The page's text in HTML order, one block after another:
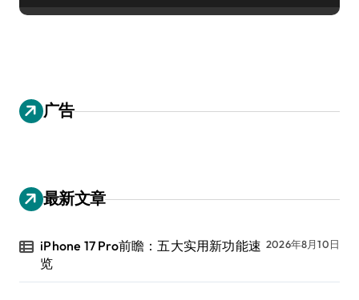
广告
最新文章
iPhone 17 Pro前瞻：五大实用新功能速
览
2026年8月10日